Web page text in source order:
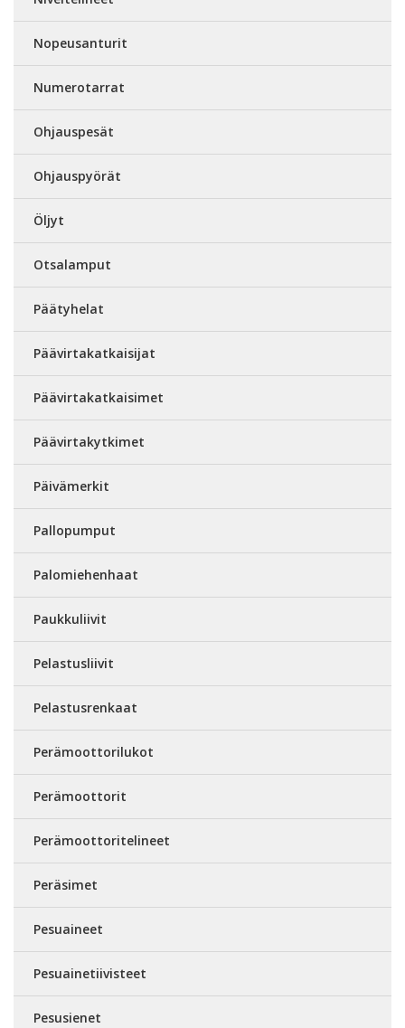
Nopeusanturit
Numerotarrat
Ohjauspesät
Ohjauspyörät
Öljyt
Otsalamput
Päätyhelat
Päävirtakatkaisijat
Päävirtakatkaisimet
Päävirtakytkimet
Päivämerkit
Pallopumput
Palomiehenhaat
Paukkuliivit
Pelastusliivit
Pelastusrenkaat
Perämoottorilukot
Perämoottorit
Perämoottoritelineet
Peräsimet
Pesuaineet
Pesuainetiivisteet
Pesusienet